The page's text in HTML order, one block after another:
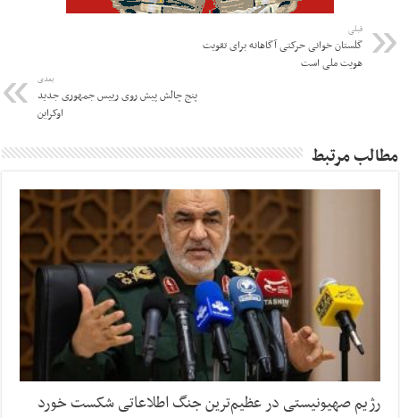
قبلی
گلستان خوانی حرکتی آگاهانه برای تقویت
هویت ملی است
بعدی
پنج چالش پیش روی رییس جمهوری جدید
اوکراین
مطالب مرتبط
رژیم صهیونیستی در عظیم‌ترین جنگ اطلاعاتی شکست خورد